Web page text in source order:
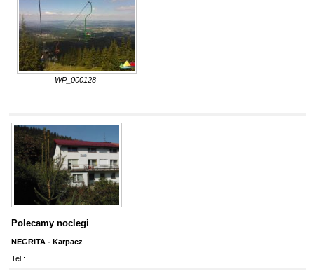
WP_000128
Polecamy noclegi
NEGRITA - Karpacz
Tel.: